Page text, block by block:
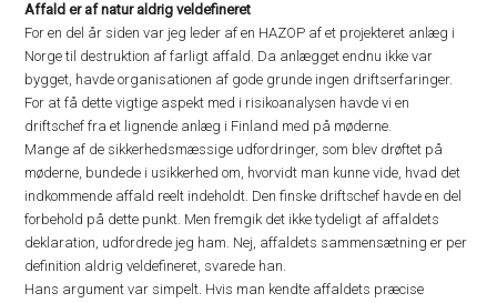
Affald er af natur aldrig veldefineret
For en del år siden var jeg leder af en HAZOP af et projekteret anlæg i
Norge til destruktion af farligt affald. Da anlægget endnu ikke var
bygget, havde organisationen af gode grunde ingen driftserfaringer.
For at få dette vigtige aspekt med i risikoanalysen havde vi en
driftschef fra et lignende anlæg i Finland med på møderne.
Mange af de sikkerhedsmæssige udfordringer, som blev drøftet på
møderne, bundede i usikkerhed om, hvorvidt man kunne vide, hvad det
indkommende affald reelt indeholdt. Den finske driftschef havde en del
forbehold på dette punkt. Men fremgik det ikke tydeligt af affaldets
deklaration, udfordrede jeg ham. Nej, affaldets sammensætning er per
definition aldrig veldefineret, svarede han.
Hans argument var simpelt. Hvis man kendte affaldets præcise